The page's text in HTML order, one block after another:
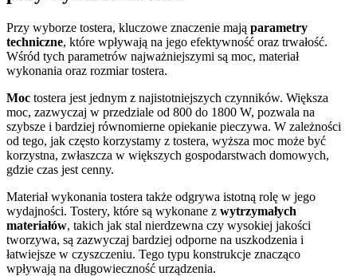
Przy wyborze tostera, kluczowe znaczenie mają parametry
techniczne, które wpływają na jego efektywność oraz trwałość.
Wśród tych parametrów najważniejszymi są moc, materiał
wykonania oraz rozmiar tostera.
Moc tostera jest jednym z najistotniejszych czynników. Większa
moc, zazwyczaj w przedziale od 800 do 1800 W, pozwala na
szybsze i bardziej równomierne opiekanie pieczywa. W zależności
od tego, jak często korzystamy z tostera, wyższa moc może być
korzystna, zwłaszcza w większych gospodarstwach domowych,
gdzie czas jest cenny.
Materiał wykonania tostera także odgrywa istotną rolę w jego
wydajności. Tostery, które są wykonane z wytrzymałych
materiałów, takich jak stal nierdzewna czy wysokiej jakości
tworzywa, są zazwyczaj bardziej odporne na uszkodzenia i
łatwiejsze w czyszczeniu. Tego typu konstrukcje znacząco
wpływają na długowieczność urządzenia.